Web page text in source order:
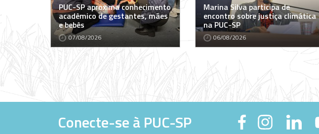
PUC-SP aproxima conhecimento
acadêmico de gestantes, mães
e bebês
07/08/2026
Marina Silva participa de
encontro sobre justiça climática
na PUC-SP
06/08/2026
Conecte-se à PUC-SP